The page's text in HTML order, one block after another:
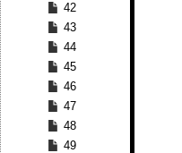
42
43
44
45
46
47
48
49